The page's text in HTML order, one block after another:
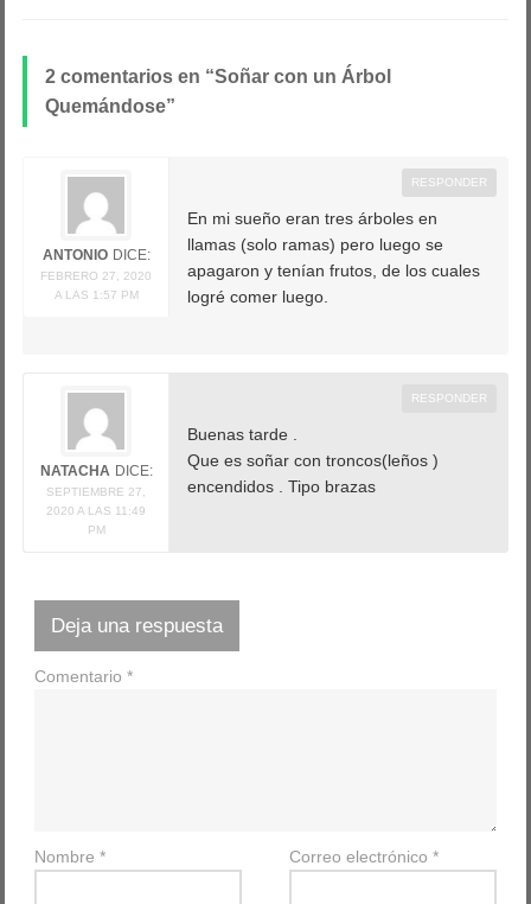
2 comentarios en “ Soñar con un Árbol
Quemándose”
ANTONIO DICE:
FEBRERO 27, 2020
A LAS 1:57 PM
En mi sueño eran tres árboles en
llamas (solo ramas) pero luego se
apagaron y tenían frutos, de los cuales
logré comer luego.
RESPONDER
NATACHA DICE:
SEPTIEMBRE 27,
2020 A LAS 11:49
PM
Buenas tarde .
Que es soñar con troncos(leños )
encendidos . Tipo brazas
RESPONDER
Deja una respuesta
Comentario*
Nombre* Correo electrónico *